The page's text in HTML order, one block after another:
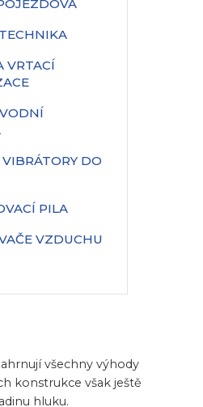
VRTACÍ
DO
PILA
VZDUCHU
všechny výhody
konstrukce však ještě
hluku.